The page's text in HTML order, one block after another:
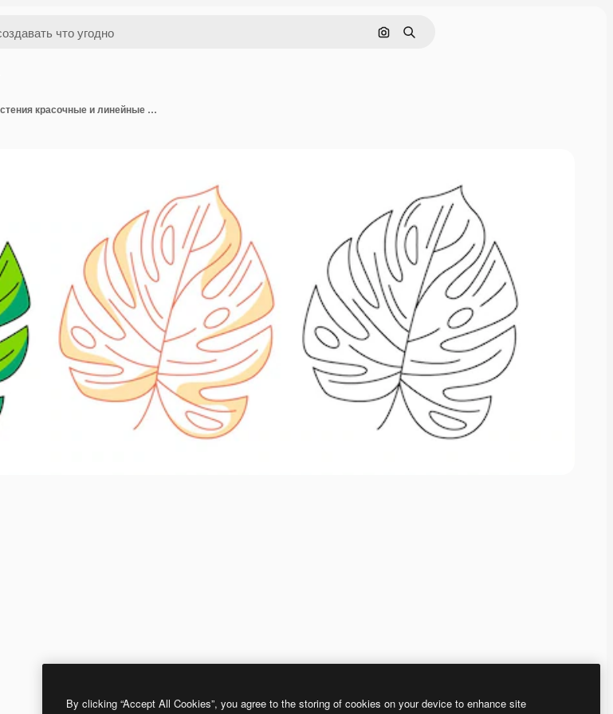
Поиск по изображению
Поиск
Тропическая монстера листья джунглей растения красочные и линейные иконы набор Летний вектор очертание икона
By clicking “Accept All Cookies”, you agree to the storing of cookies on your device to enhance site